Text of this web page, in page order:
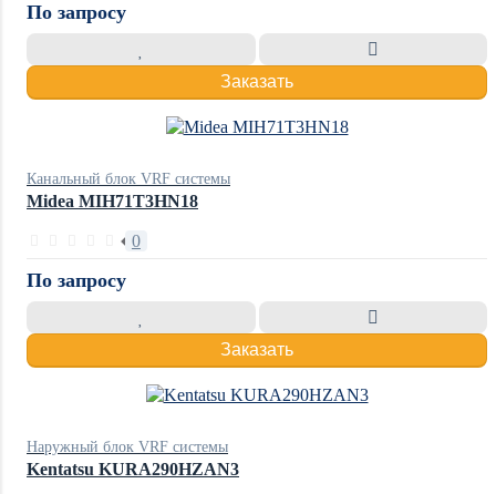
По запросу
Заказать
Канальный блок VRF системы
Midea MIH71T3HN18
0
По запросу
Заказать
Наружный блок VRF системы
Kentatsu KURA290HZAN3